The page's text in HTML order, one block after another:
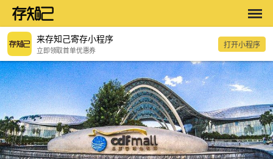
来存知己寄存小程序
立即领取首单优惠券
打开小程序